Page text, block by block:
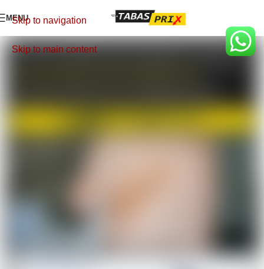
Skip to navigation
Skip to main content
MENU